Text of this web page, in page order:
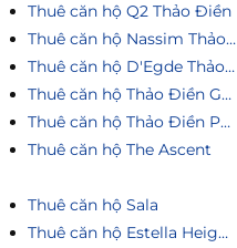
Thuê căn hộ Q2 Thảo Điền
Thuê căn hộ Nassim Thảo Điền
Thuê căn hộ D'Egde Thảo Điền
Thuê căn hộ Thảo Điền Green
Thuê căn hộ Thảo Điền Pearl
Thuê căn hộ The Ascent
Thuê căn hộ Sala
Thuê căn hộ Estella Heights